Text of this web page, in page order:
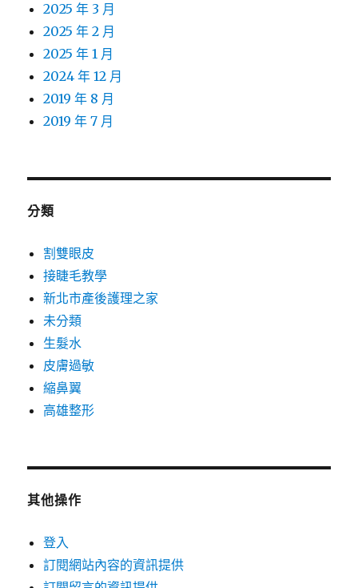
2025 年 3 月
2025 年 2 月
2025 年 1 月
2024 年 12 月
2019 年 8 月
2019 年 7 月
分類
割雙眼皮
接睫毛教學
新北市產後護理之家
未分類
生髮水
皮膚過敏
縮鼻翼
高雄整形
其他操作
登入
訂閱網站內容的資訊提供